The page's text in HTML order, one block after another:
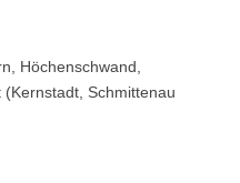
Höchenschwand,
(Kernstadt, Schmittenau